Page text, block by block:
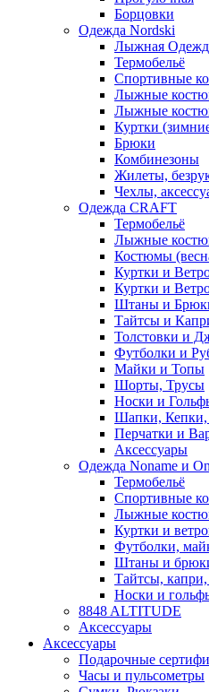
Борцовки
Одежда Nordski
Лыжная
Термобельё
Спортивные
Лыжные
Лыжные
Куртки
Брюки
Комбинезоны
Жилеты,
Чехлы,
Одежда CRAFT
Термобельё
Лыжные
Костюмы
Куртки и
Куртки и
Штаны и
Тайтсы и
Толстовки и
Футболки и
Майки и Топы
Шорты, Трусы
Носки и
Шапки, Кепки,
Перчатки и
Аксессуары
Одежда Noname и
Термобельё
Спортивные
Лыжные
Куртки и
Футболки,
Штаны и
Тайтсы,
Носки и
8848 ALTITUDE
Аксессуары
Аксессуары
Подарочные
Часы и пульсометры